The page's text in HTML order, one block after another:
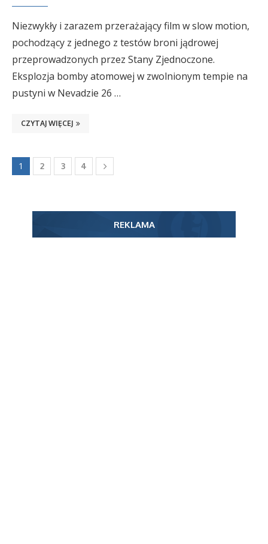
Niezwykły i zarazem przerażający film w slow motion,
pochodzący z jednego z testów broni jądrowej
przeprowadzonych przez Stany Zjednoczone.
Eksplozja bomby atomowej w zwolnionym tempie na
pustyni w Nevadzie 26 …
CZYTAJ WIĘCEJ
1 2 3 4
REKLAMA